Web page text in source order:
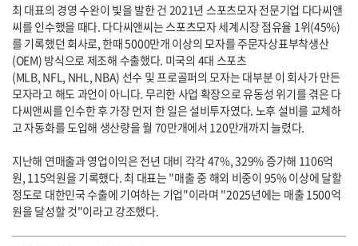
최 대표의 경영 수완이 빛을 발한 건 2021년 스포츠모자 전문기업 다다씨앤
씨를 인수했을 때다. 다다씨앤씨는 스포츠모자 세계시장 점유율 1위(45%)
를 기록했던 회사로, 한때 5000만개 이상의 모자를 주문자상표부착생산
(OEM) 방식으로 제조해 수출했다. 미국의 4대 스포츠
(MLB, NFL NHL NBA) 선수 및 프로골퍼의 모자는 대부분 이 회사가 만든
모자라고 해도 과언이 아니다. 무리한 사업 확장으로 유동성 위기를 겪은 다
다씨앤씨를 인수한 후 가장 먼저 한 일은 설비투자였다. 노후 설비를 교체하
고 자동화를 도입해 생산량을 월 70만개에서 120만개까지 늘렸다.
지난해 연매출과 영업이익은 전년 대비 각각 47%, 329% 증가해 1106억
원, 115억원을 기록했다. 최 대표는 "매출 중 해외 비중이 95% 이상에 달할
정도로 대한민국 수출에 기여하는 기업"이라며 "2025년에는 매출 1500억
원을 달성할 것"이라고 강조했다.